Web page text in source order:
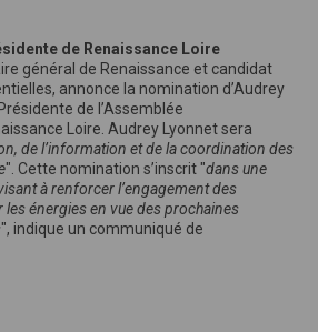
de Renaissance Loire
général de Renaissance et candidat
annonce la nomination d’Audrey
de l’Assemblée
Loire. Audrey Lyonnet sera
de l’information et de la coordination des
". Cette nomination s’inscrit "dans une
à renforcer l’engagement des
énergies en vue des prochaines
", indique un communiqué de